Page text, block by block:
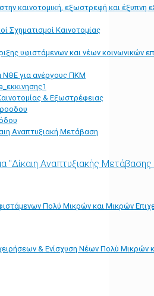
καινοτομική, εξωστρεφή και έξυπνη
Σχηματισμοί Καινοτομίας
υφιστάμενων και νέων κοινωνικών
ΝΘΕ για ανέργους ΠΚΜ
& Εξωστρέφειας
Αναπτυξιακή Μετάβαση
"Δίκαιη Αναπτυξιακής
Πολύ Μικρών και Μικρών
& Ενίσχυση Νέων Πολύ Μικρών